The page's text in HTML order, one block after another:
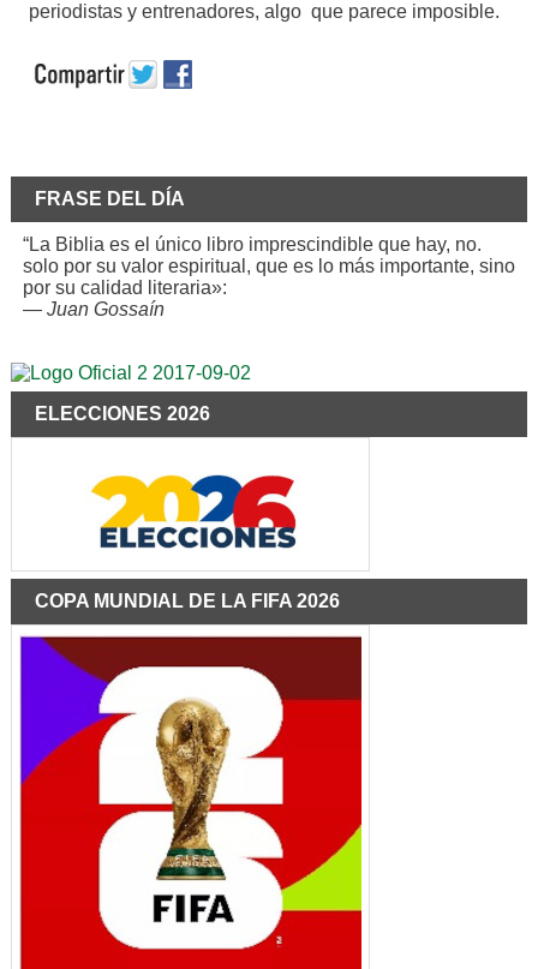
periodistas y entrenadores, algo que parece imposible.
FRASE DEL DÍA
“La Biblia es el único libro imprescindible que hay, no.
solo por su valor espiritual, que es lo más importante, sino
por su calidad literaria»:
— Juan Gossaín
ELECCIONES 2026
COPA MUNDIAL DE LA FIFA 2026